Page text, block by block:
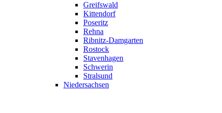
Greifswald
Kittendorf
Poseritz
Rehna
Ribnitz-Damgarten
Rostock
Stavenhagen
Schwerin
Stralsund
Niedersachsen